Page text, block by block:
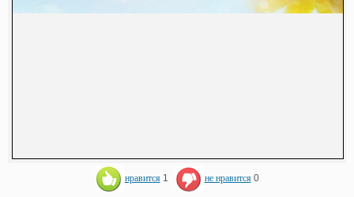
нравится 1 не нравится 0